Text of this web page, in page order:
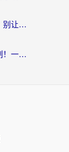
在国外怎么能听国内的音乐软件？别让版权限制断了你的“中文歌单”
国外怎么看番剧？别再愁版权限制！一个工具解决所有回国追剧难题